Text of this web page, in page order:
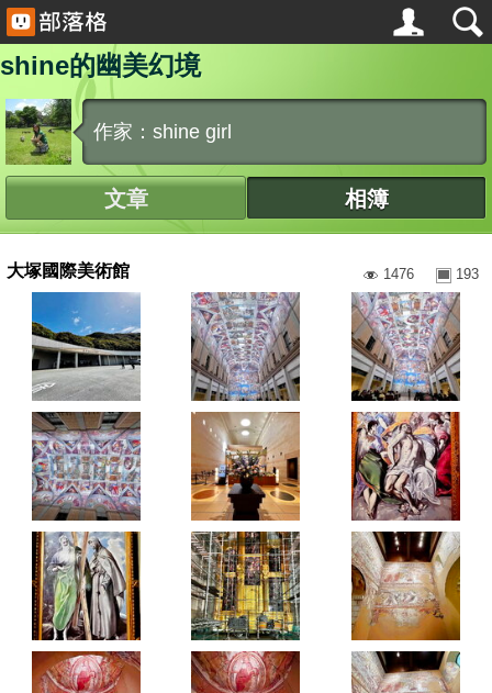
shine的幽美幻境
作家：shine girl
文章 相簿
大塚國際美術館 193
1476